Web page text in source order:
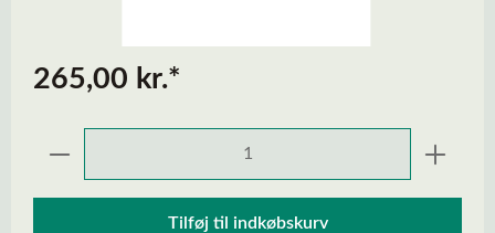
265,00 kr.*
Produktmængde: Indtast den ønskede
Tilføj til indkøbskurv